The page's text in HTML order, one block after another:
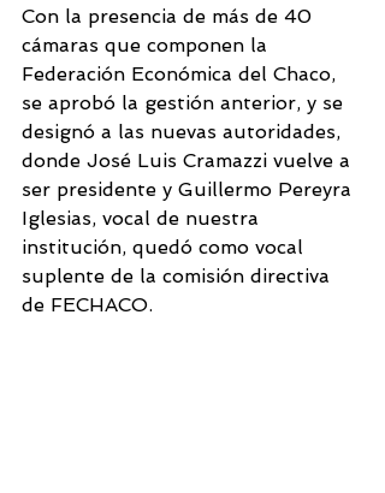
Con la presencia de más de 40
cámaras que componen la
Federación Económica del Chaco,
se aprobó la gestión anterior, y se
designó a las nuevas autoridades,
donde José Luis Cramazzi vuelve a
ser presidente y Guillermo Pereyra
Iglesias, vocal de nuestra
institución, quedó como vocal
suplente de la comisión directiva
de FECHACO.